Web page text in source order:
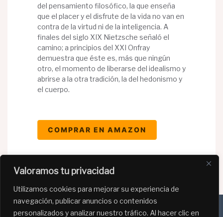
Valoramos tu privacidad
Utilizamos cookies para mejorar su experiencia de
navegación, publicar anuncios o contenidos
personalizados y analizar nuestro tráfico. Al hacer clic en
del pensamiento filosófico, la que enseña
que el placer y el disfrute de la vida no van en
contra de la virtud ni de la inteligencia. A
finales del siglo XIX Nietzsche señaló el
camino; a principios del XXI Onfray
demuestra que éste es, más que ningún
otro, el momento de liberarse del idealismo y
abrirse a la otra tradición, la del hedonismo y
el cuerpo.
COMPRAR EN AMAZON